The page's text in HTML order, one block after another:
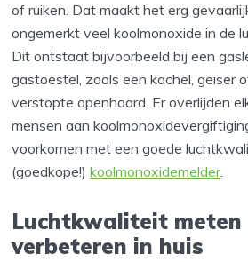
of ruiken. Dat maakt het erg
ongemerkt veel koolmonoxide in de
Dit ontstaat bijvoorbeeld bij een
gastoestel, zoals een kachel, geiser
verstopte openhaard. Er overlijden
mensen aan
voorkomen met een goede
(goedkope!)koolmonoxidemelder.
Luchtkwaliteit meten
verbeteren in huis